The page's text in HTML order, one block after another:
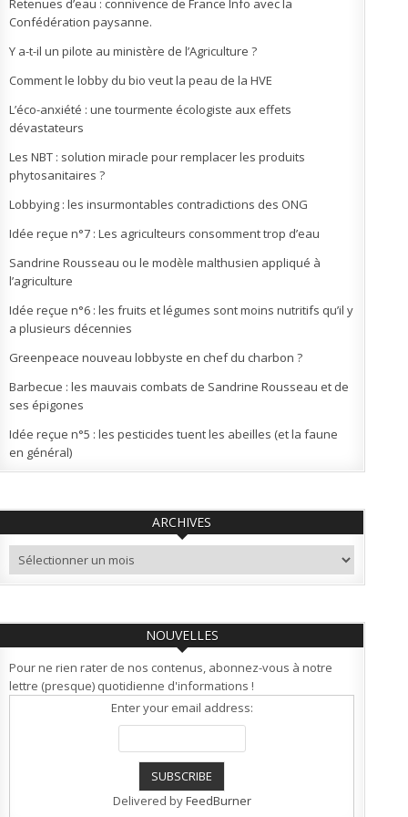
Retenues d’eau : connivence de France Info avec la
Confédération paysanne.
Y a-t-il un pilote au ministère de l’Agriculture ?
Comment le lobby du bio veut la peau de la HVE
L’éco-anxiété : une tourmente écologiste aux effets
dévastateurs
Les NBT : solution miracle pour remplacer les produits
phytosanitaires ?
Lobbying : les insurmontables contradictions des ONG
Idée reçue n°7 : Les agriculteurs consomment trop d’eau
Sandrine Rousseau ou le modèle malthusien appliqué à
l’agriculture
Idée reçue n°6 : les fruits et légumes sont moins nutritifs qu’il y
a plusieurs décennies
Greenpeace nouveau lobbyste en chef du charbon ?
Barbecue : les mauvais combats de Sandrine Rousseau et de
ses épigones
Idée reçue n°5 : les pesticides tuent les abeilles (et la faune
en général)
ARCHIVES
Archives
NOUVELLES
Pour ne rien rater de nos contenus, abonnez-vous à notre
lettre (presque) quotidienne d'informations !
Enter your email address:
Delivered byFeedBurner